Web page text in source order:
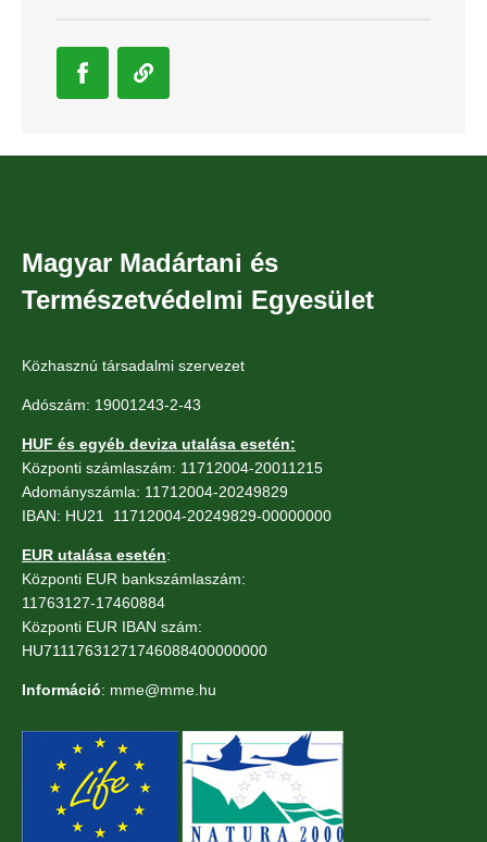
Magyar Madártani és
Természetvédelmi Egyesület
Közhasznú társadalmi szervezet
Adószám: 19001243-2-43
HUF és egyéb deviza utalása esetén:
Központi számlaszám: 11712004-20011215
Adományszámla: 11712004-20249829
IBAN: HU21 11712004-20249829-00000000
EUR utalása esetén:
Központi EUR bankszámlaszám:
11763127-17460884
Központi EUR IBAN szám:
HU71117631271746088400000000
Információ: mme@mme.hu